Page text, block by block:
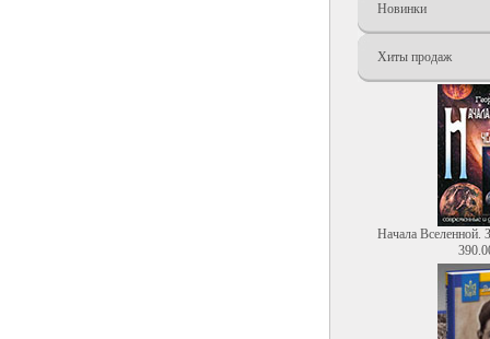
Новинки
Хиты продаж
Начала Вселенной.